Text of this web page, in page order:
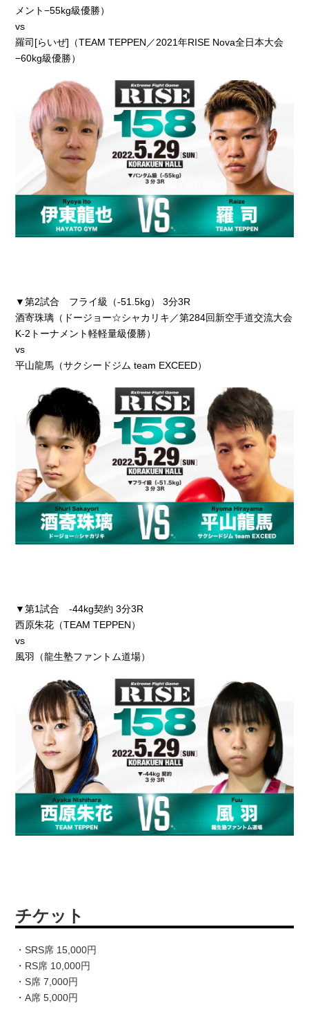
メント−55kg級優勝）
vs
羅司[らいぜ]（TEAM TEPPEN／2021年RISE Nova全日本大会
−60kg級優勝）
▼第2試合 フライ級（-51.5kg） 3分3R
酒寄珠璃（ドージョー☆シャカリキ／第284回新空手道交流大会
K-2トーナメント軽軽量級優勝）
vs
平山龍馬（サクシードジム team EXCEED）
▼第1試合 -44kg契約 3分3R
西原朱花（TEAM TEPPEN）
vs
風羽（龍生塾ファントム道場）
チケット
・SRS席 15,000円
・RS席 10,000円
・S席 7,000円
・A席 5,000円